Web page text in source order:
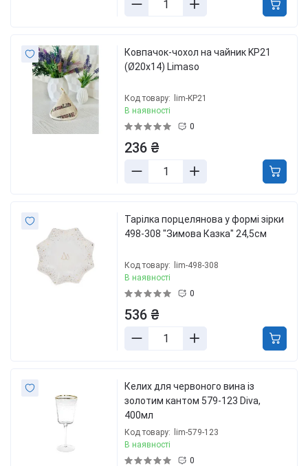
Ковпачок-чохол на чайник KP21
(Ø20х14) Limaso
Код товару:
lim-KP21
В наявності
0
236 ₴
Тарілка порцелянова у формі зірки
498-308 "Зимова Казка" 24,5см
Код товару:
lim-498-308
В наявності
0
536 ₴
Келих для червоного вина із
золотим кантом 579-123 Diva,
400мл
Код товару:
lim-579-123
В наявності
0